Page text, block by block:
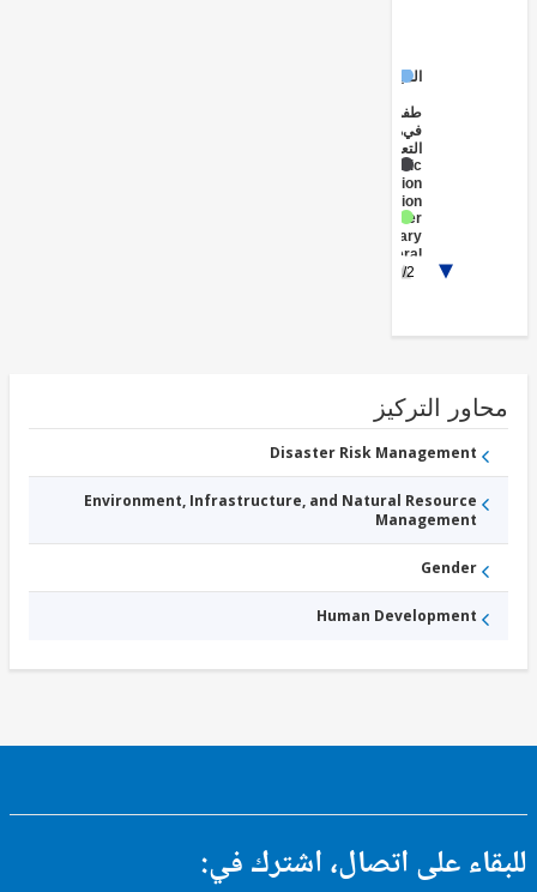
Administration
- Education
Secondary
Education
التركيز
Disaster Risk Management
Environment, Infrastructure, and Natural Resource
Management
Gender
Human Development
على اتصال، اشترك في: